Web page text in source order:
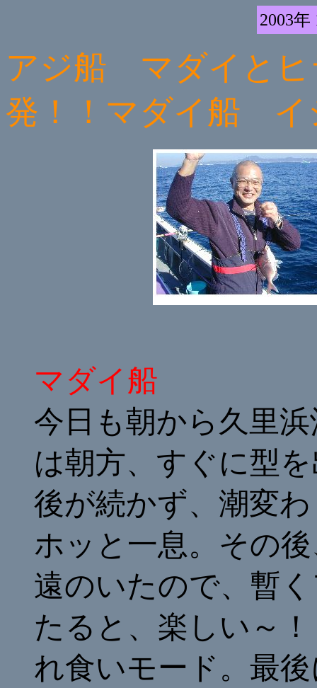
2003年
アジ船 マダイとヒ
発！！マダイ船 イ
マダイ船
今日も朝から久里
は朝方、すぐに型
後が続かず、潮変
ホッと一息。その
遠のいたので、暫
たると、楽しい～
れ食いモード。最